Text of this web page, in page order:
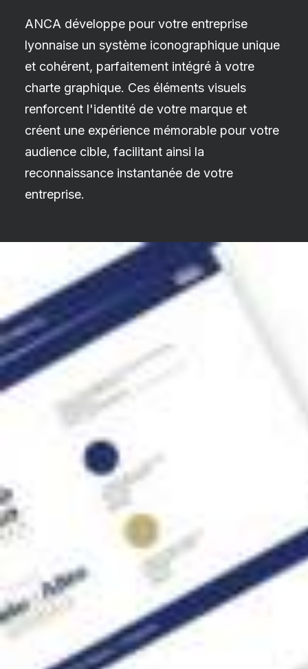
ANCA développe pour votre entreprise
lyonnaise un système iconographique unique
et cohérent, parfaitement intégré à votre
charte graphique. Ces éléments visuels
renforcent l'identité de votre marque et
créent une expérience mémorable pour votre
audience cible, facilitant ainsi la
reconnaissance instantanée de votre
entreprise.